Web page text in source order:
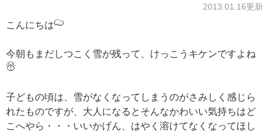
2013.01.16更新
こんにちは
今朝もまだしつこく雪が残って、けっこうキケンですよね
子どもの頃は、雪がなくなってしまうのがさみしく感じら
れたものですが、大人になるとそんなかわいい気持ちはど
こへやら・・・いいかげん、はやく溶けてなくなってほし